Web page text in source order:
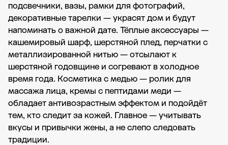
подсвечники, вазы, рамки для фотографий,
декоративные тарелки — украсят дом и будут
напоминать о важной дате. Тёплые аксессуары —
кашемировый шарф, шерстяной плед, перчатки с
металлизированной нитью — отсылают к
шерстяной годовщине и согревают в холодное
время года. Косметика с медью — ролик для
массажа лица, кремы с пептидами меди —
обладает антивозрастным эффектом и подойдёт
тем, кто следит за кожей. Главное — учитывать
вкусы и привычки жены, а не слепо следовать
традиции.